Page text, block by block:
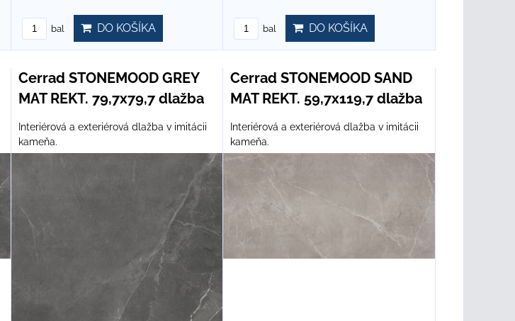
bal DO KOŠÍKA bal DO KOŠÍKA
Cerrad STONEMOOD GREY
MAT REKT. 79,7x79,7 dlažba
Interiérová a exteriérová dlažba v imitácii
kameňa.
Cerrad STONEMOOD SAND
MAT REKT. 59,7x119,7 dlažba
Interiérová a exteriérová dlažba v imitácii
kameňa.